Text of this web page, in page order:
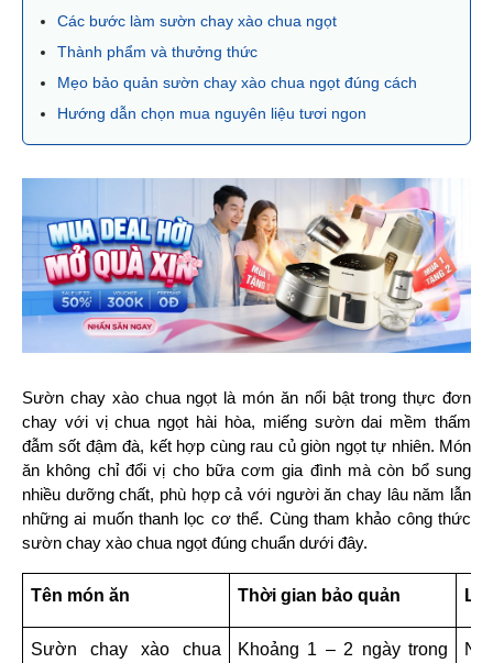
Các bước làm sườn chay xào chua ngọt
Thành phẩm và thưởng thức
Mẹo bảo quản sườn chay xào chua ngọt đúng cách
Hướng dẫn chọn mua nguyên liệu tươi ngon
Sườn chay xào chua ngọt là món ăn nổi bật trong thực đơn
chay với vị chua ngọt hài hòa, miếng sườn dai mềm thấm
đẫm sốt đậm đà, kết hợp cùng rau củ giòn ngọt tự nhiên. Món
ăn không chỉ đổi vị cho bữa cơm gia đình mà còn bổ sung
nhiều dưỡng chất, phù hợp cả với người ăn chay lâu năm lẫn
những ai muốn thanh lọc cơ thể. Cùng tham khảo công thức
sườn chay xào chua ngọt đúng chuẩn dưới đây.
Tên món ăn Thời gian bảo quản
Sườn chay xào chua
Khoảng 1 – 2 ngày trong